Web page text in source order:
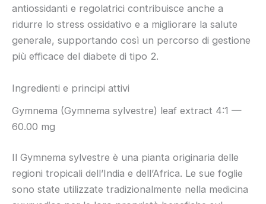
antiossidanti e regolatrici contribuisce anche a
ridurre lo stress ossidativo e a migliorare la salute
generale, supportando così un percorso di gestione
più efficace del diabete di tipo 2.
Ingredienti e principi attivi
Gymnema (Gymnema sylvestre) leaf extract 4:1 —
60.00 mg
Il Gymnema sylvestre è una pianta originaria delle
regioni tropicali dell’India e dell’Africa. Le sue foglie
sono state utilizzate tradizionalmente nella medicina